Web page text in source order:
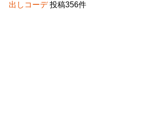
出しコーデ 投稿356件